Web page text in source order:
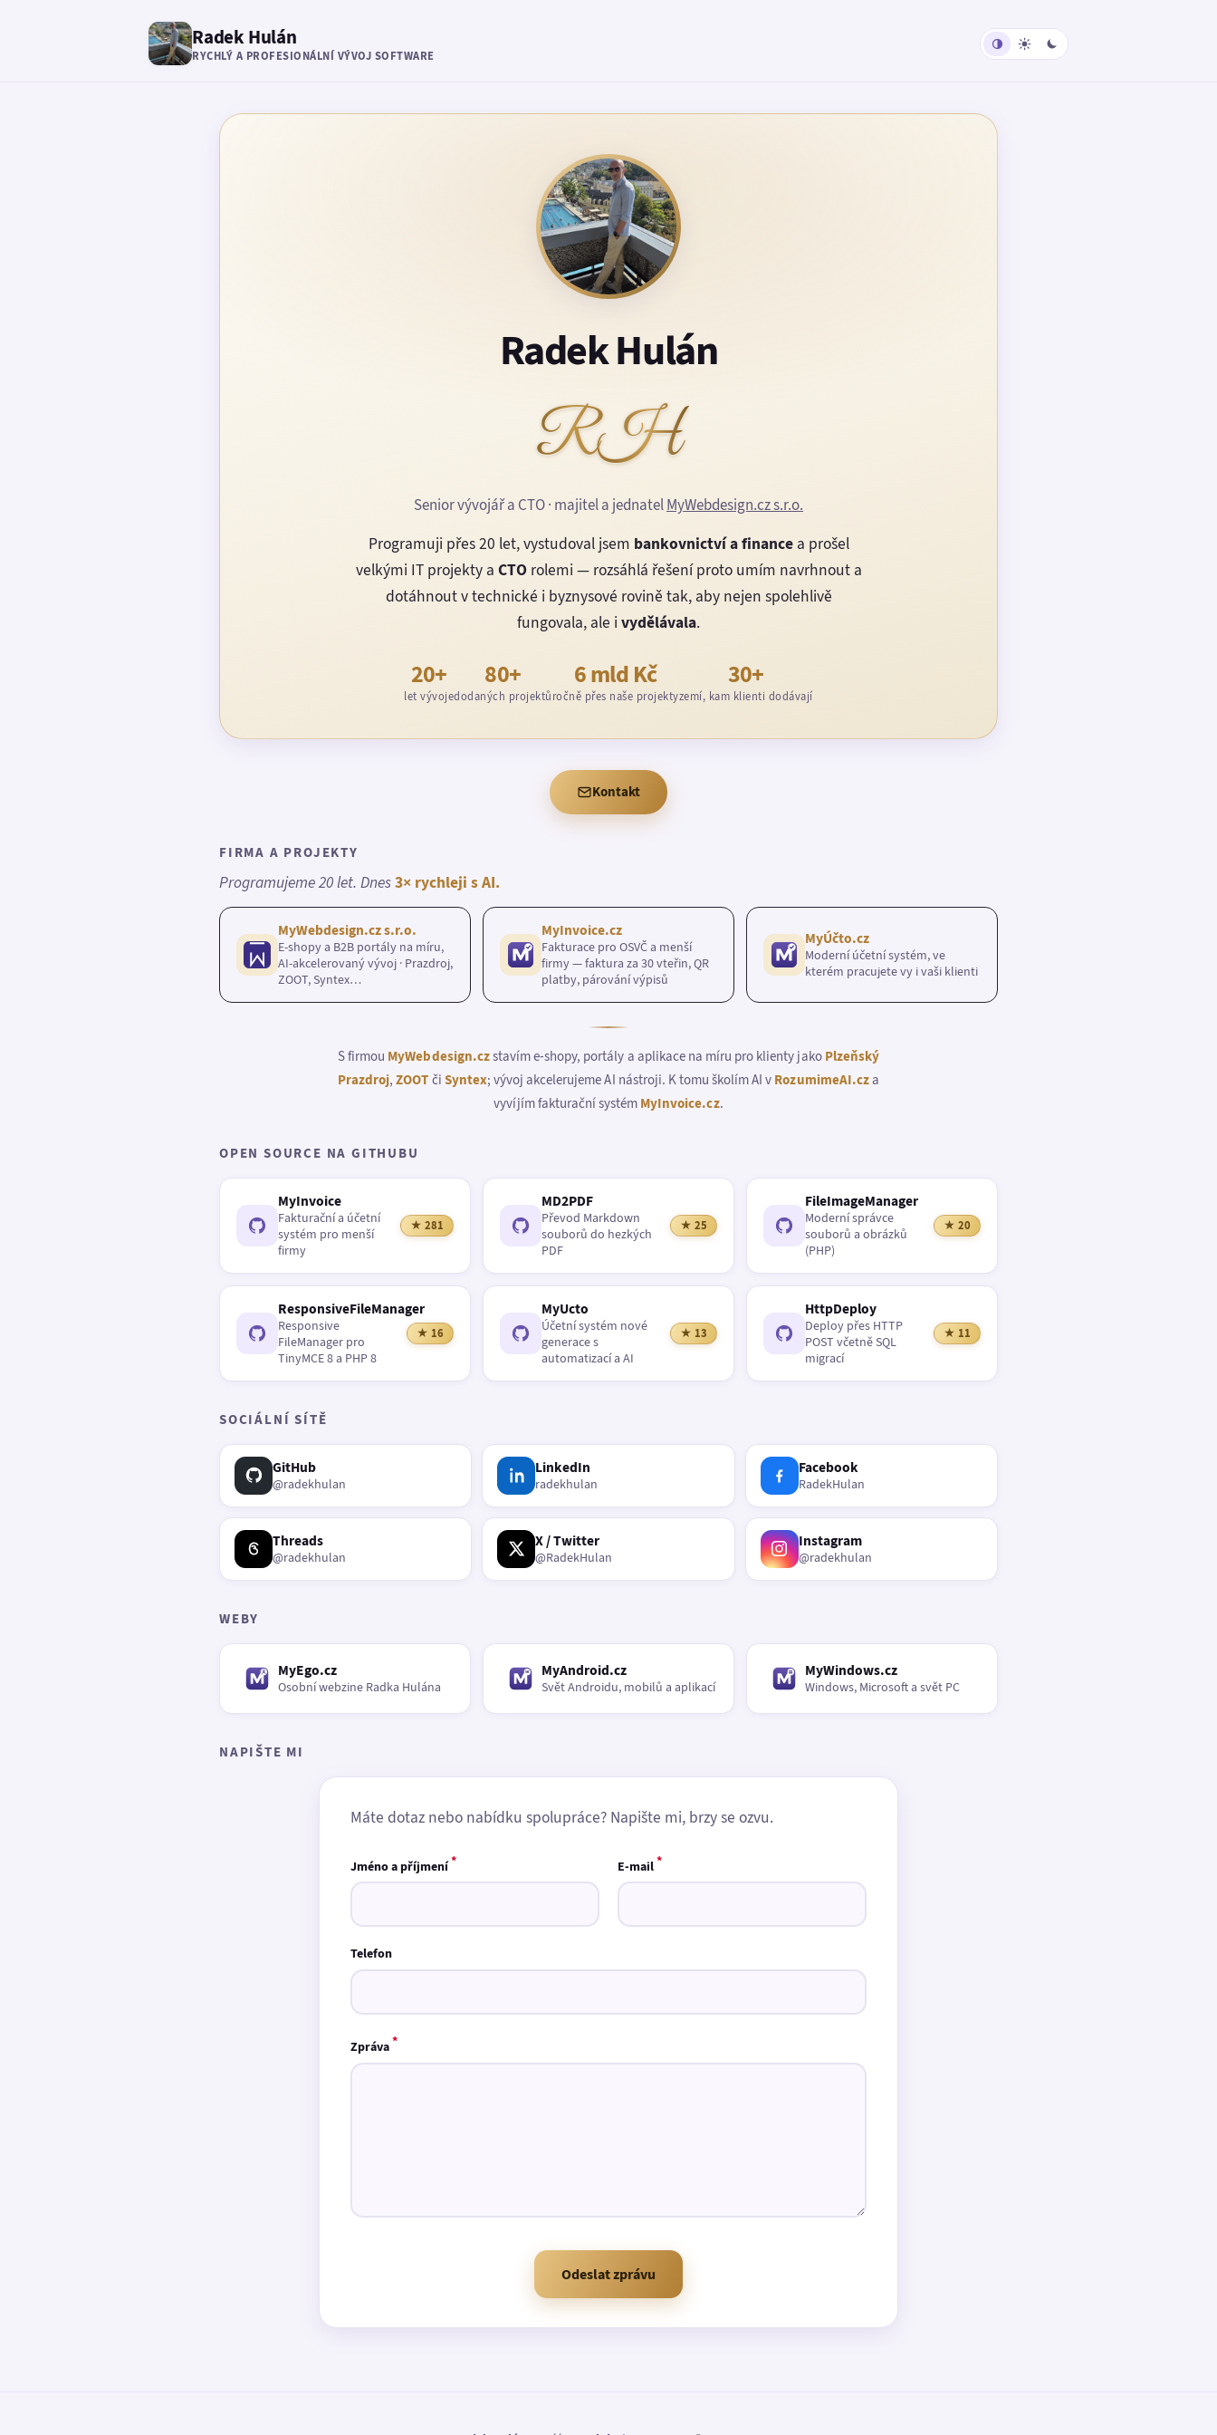
Radek Hulán
RYCHLÝ A PROFESIONÁLNÍ VÝVOJ SOFTWARE
Radek Hulán
RH
Senior vývojář a CTO · majitel a jednatelMyWebdesign.cz s.r.o.
Programuji přes 20 let, vystudoval jsem bankovnictví a financea prošel
velkými IT projekty a CTOrolemi — rozsáhlá řešení proto umím navrhnout a
dotáhnout v technické i byznysové rovině tak, aby nejen spolehlivě
fungovala, ale i vydělávala.
20+
let vývoje
80+
dodaných projektů
6 mld Kč
ročně přes naše projekty
30+
zemí, kam klienti dodávají
Kontakt
FIRMA A PROJEKTY
Programujeme 20 let. Dnes3× rychleji s AI.
MyWebdesign.cz s.r.o.
E-shopy a B2B portály na míru,
AI-akcelerovaný vývoj · Prazdroj,
ZOOT, Syntex…
MyInvoice.cz
Fakturace pro OSVČ a menší
firmy — faktura za 30 vteřin, QR
platby, párování výpisů
MyÚčto.cz
Moderní účetní systém, ve
kterém pracujete vy i vaši klienti
S firmou MyWebdesign.czstavím e-shopy, portály a aplikace na míru pro klienty jako Plzeňský
Prazdroj,ZOOT či Syntex; vývoj akcelerujeme AI nástroji. K tomu školím AI v RozumimeAI.cza
vyvíjím fakturační systém MyInvoice.cz.
OPEN SOURCE NA GITHUBU
MyInvoice
Fakturační a účetní
systém pro menší
firmy
★ 281
MD2PDF
Převod Markdown
souborů do hezkých
PDF
★ 25
FileImageManager
Moderní správce
souborů a obrázků
(PHP)
★ 20
ResponsiveFileManager
Responsive
FileManager pro
TinyMCE 8 a PHP 8
★ 16
MyUcto
Účetní systém nové
generace s
automatizací a AI
★ 13
HttpDeploy
Deploy přes HTTP
POST včetně SQL
migrací
★ 11
SOCIÁLNÍ SÍTĚ
GitHub
@radekhulan
LinkedIn
radekhulan
Facebook
RadekHulan
Threads
@radekhulan
X / Twitter
@RadekHulan
Instagram
@radekhulan
WEBY
MyEgo.cz
Osobní webzine Radka Hulána
MyAndroid.cz
Svět Androidu, mobilů a aplikací
MyWindows.cz
Windows, Microsoft a svět PC
NAPIŠTE MI
Máte dotaz nebo nabídku spolupráce? Napište mi, brzy se ozvu.
Jméno a příjmení* E-mail*
Telefon
Zpráva*
Odeslat zprávu